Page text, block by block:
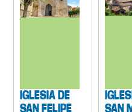
IGLESIA DE
SAN FELIPE
SAN